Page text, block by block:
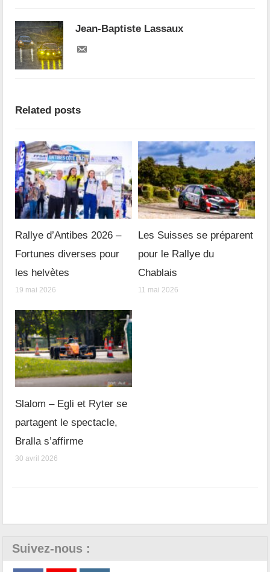
Jean-Baptiste Lassaux
Related posts
Rallye d’Antibes 2026 –
Fortunes diverses pour
les helvètes
19 mai 2026
Les Suisses se préparent
pour le Rallye du
Chablais
11 mai 2026
Slalom – Egli et Ryter se
partagent le spectacle,
Bralla s’affirme
30 avril 2026
Suivez-nous :